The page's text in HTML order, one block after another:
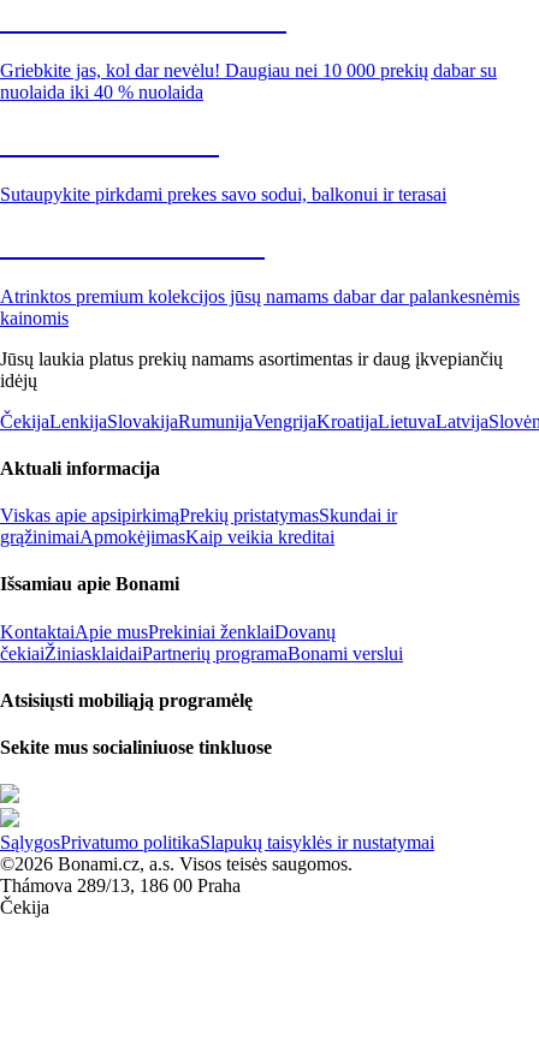
Griebkite jas, kol dar nevėlu! Daugiau nei 10 000 prekių dabar su
nuolaida iki 40 % nuolaida
Sutaupykite pirkdami prekes savo sodui, balkonui ir terasai
Atrinktos premium kolekcijos jūsų namams dabar dar palankesnėmis
kainomis
Jūsų laukia platus prekių namams asortimentas ir daug įkvepiančių
idėjų
ČekijaLenkijaSlovakijaRumunijaVengrijaKroatijaLietuvaLatvija
Aktuali informacija
Viskas apie apsipirkimąPrekių pristatymasSkundai ir
grąžinimaiApmokėjimasKaip veikia kreditai
Išsamiau apie Bonami
KontaktaiApie musPrekiniai ženklaiDovanų
čekiaiŽiniasklaidaiPartnerių programaBonami verslui
Atsisiųsti mobiliąją programėlę
Sekite mus socialiniuose tinkluose
SąlygosPrivatumo politikaSlapukų taisyklės ir nustatymai
©2026 Bonami.cz, a.s. Visos teisės saugomos.
Thámova 289/13, 186 00 Praha
Čekija